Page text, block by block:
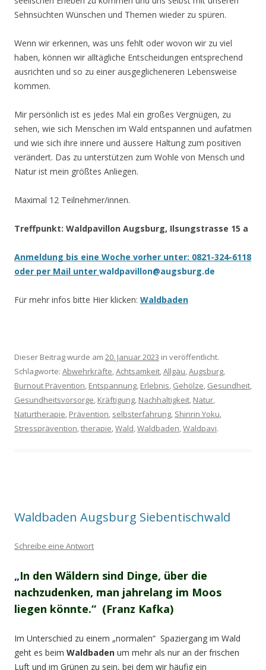
Sehnsüchten Wünschen und Themen wieder zu spüren.
Wenn wir erkennen, was uns fehlt oder wovon wir zu viel
haben, können wir alltägliche Entscheidungen entsprechend
ausrichten und so zu einer ausgeglicheneren Lebensweise
kommen.
Mir persönlich ist es jedes Mal ein großes Vergnügen, zu
sehen, wie sich Menschen im Wald entspannen und aufatmen
und wie sich ihre innere und äussere Haltung zum positiven
verändert. Das zu unterstützen zum Wohle von Mensch und
Natur ist mein größtes Anliegen.
Maximal 12 Teilnehmer/innen.
Treffpunkt: Waldpavillon Augsburg, Ilsungstrasse 15 a
Anmeldung bis eine Woche vorher unter: 0821-324-6118
oder per Mail unter waldpavillon@augsburg.de
Für mehr infos bitte Hier klicken: Waldbaden
Dieser Beitrag wurde am 20. Januar 2023 in veröffentlicht.
Schlagworte: Abwehrkräfte,Achtsamkeit,Allgäu,Augsburg,
Burnout Prävention, Entspannung, Erlebnis, Gehölze, Gesundheit,
Gesundheitsvorsorge, Kräftigung, Nachhaltigkeit, Natur,
Naturtherapie, Prävention, selbsterfahrung, Shinrin Yoku,
Stressprävention,therapie,Wald,Waldbaden,Waldpavi.
Waldbaden Augsburg Siebentischwald
Schreibe eine Antwort
„In den Wäldern sind Dinge, über die
nachzudenken, man jahrelang im Moos
liegen könnte.“ (Franz Kafka)
Im Unterschied zu einem „normalen“ Spaziergang im Wald
geht es beim Waldbaden um mehr als nur an der frischen
Luft und im Grünen zu sein, bei dem wir häufig ein